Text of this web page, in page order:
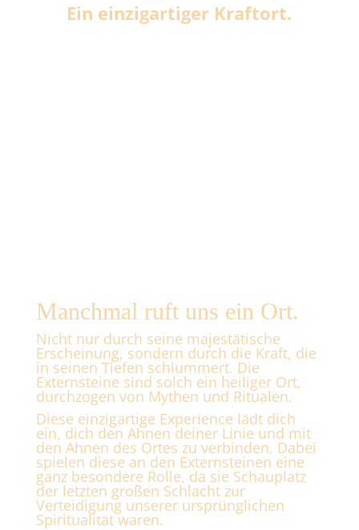
Ein einzigartiger Kraftort.
Manchmal ruft uns ein Ort.
Nicht nur durch seine majestätische
Erscheinung, sondern durch die Kraft, die
in seinen Tiefen schlummert. Die
Externsteine sind solch ein heiliger Ort,
durchzogen von Mythen und Ritualen.
Diese einzigartige Experience lädt dich
ein, dich den Ahnen deiner Linie und mit
den Ahnen des Ortes zu verbinden. Dabei
spielen diese an den Externsteinen eine
ganz besondere Rolle, da sie Schauplatz
der letzten großen Schlacht zur
Verteidigung unserer ursprünglichen
Spiritualität waren.